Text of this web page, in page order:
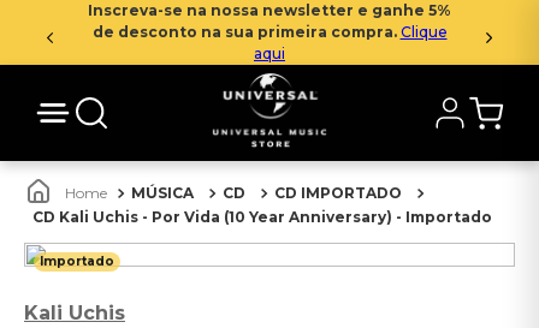
Inscreva-se na nossa newsletter e ganhe 5%
de desconto na sua primeira compra. Clique
aqui
MÚSICA CD
CD IMPORTADO
CD Kali Uchis - Por Vida (10 Year Anniversary) - Importado
Importado
Kali Uchis